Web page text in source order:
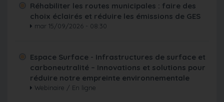
Réhabiliter les routes municipales : faire des
choix éclairés et réduire les émissions de GES
mar 15/09/2026 - 08:30
Espace Surface - Infrastructures de surface et
carboneutralité – Innovations et solutions pour
réduire notre empreinte environnementale
Webinaire / En ligne